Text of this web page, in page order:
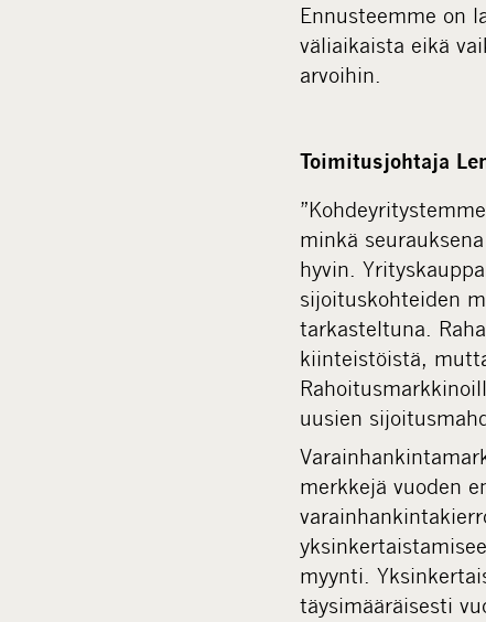
Ennusteemme on
väliaikaista eikä
arvoihin.
Toimitusjohtaja
minkä
hyvin.
sijoituskohteiden
tarkasteltuna.
kiinteistöistä,
uusien
merkkejä vuoden
myynti.
täysimääräisesti